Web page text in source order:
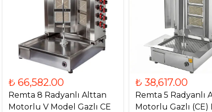
₺ 66,582.00
Remta 8 Radyanlı Alttan
Motorlu V Model Gazlı CE
₺ 38,617.00
Remta 5 Radyanlı
Motorlu Gazlı (CE)